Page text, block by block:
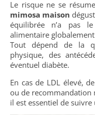
Le risque ne se
mimosa maison
équilibrée n’a pas
alimentaire
Tout dépend de la
physique, des
éventuel diabète.
En cas de LDL élevé,
ou de recommandation
il est essentiel de